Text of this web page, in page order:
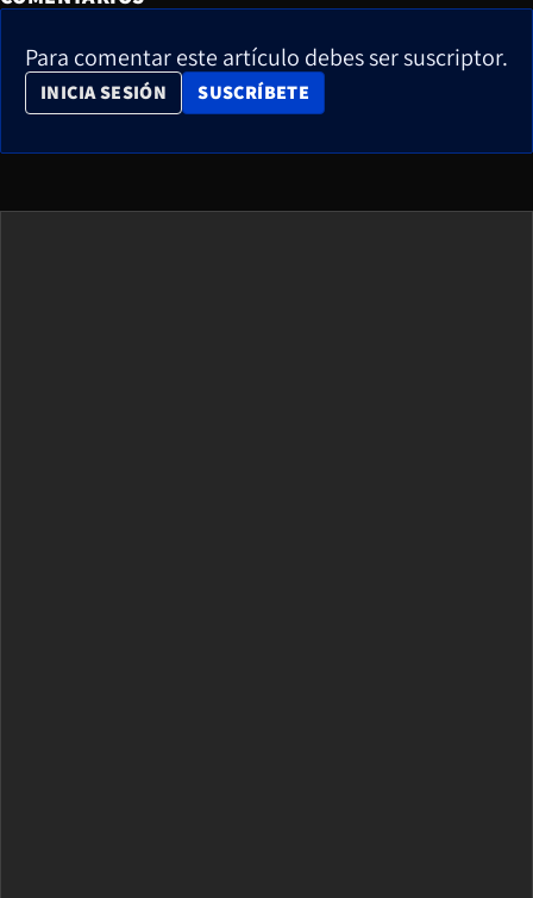
Para comentar este artículo debes ser suscriptor.
INICIA SESIÓN SUSCRÍBETE
OPENS IN NEW WINDOW